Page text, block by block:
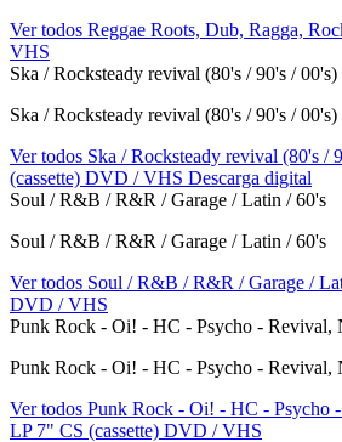
Ver todos Reggae Roots, Dub, Ragga,
VHS
Ska / Rocksteady revival (80's / 90's / 00's)
Ska / Rocksteady revival (80's / 90's / 00's)
Ver todos Ska / Rocksteady revival (80's /
(cassette) DVD / VHS Descarga digital
Soul / R&B / R&R / Garage / Latin / 60's
Soul / R&B / R&R / Garage / Latin / 60's
Ver todos Soul / R&B / R&R / Garage /
DVD / VHS
Punk Rock - Oi! - HC - Psycho - Revival,
Punk Rock - Oi! - HC - Psycho - Revival,
Ver todos Punk Rock - Oi! - HC - Psycho
LP 7" CS (cassette) DVD / VHS